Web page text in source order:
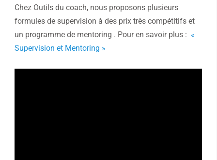
Chez Outils du coach, nous proposons plusieurs
formules de supervision à des prix très compétitifs et
un programme de mentoring . Pour en savoir plus : «
Supervision et Mentoring »